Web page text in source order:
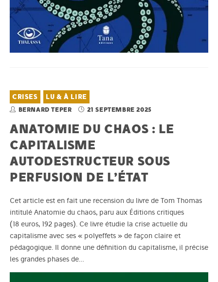
CRISES LU & À LIRE
BERNARD TEPER 21 SEPTEMBRE 2025
ANATOMIE DU CHAOS : LE
CAPITALISME
AUTODESTRUCTEUR SOUS
PERFUSION DE L’ÉTAT
Cet article est en fait une recension du livre de Tom Thomas
intitulé Anatomie du chaos, paru aux Éditions critiques
(18 euros, 192 pages). Ce livre étudie la crise actuelle du
capitalisme avec ses « polyeffets » de façon claire et
pédagogique. Il donne une définition du capitalisme, il précise
les grandes phases de…